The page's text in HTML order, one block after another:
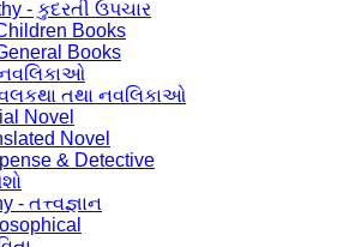
- કુદરતી ઉપચાર
Books
Books
નવલિકાઓ
તથા નવલિકાઓ
Novel
Novel
& Detective
- તત્ત્વજ્ઞાન